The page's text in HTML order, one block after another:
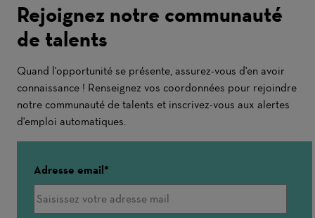
Rejoignez notre communauté
de talents
Quand l'opportunité se présente, assurez-vous d'en avoir
connaissance ! Renseignez vos coordonnées pour rejoindre
notre communauté de talents et inscrivez-vous aux alertes
d'emploi automatiques.
Adresse email